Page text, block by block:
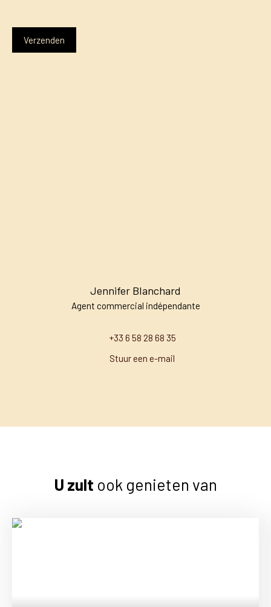
Verzenden
Jennifer Blanchard
Agent commercial indépendante
+33 6 58 28 68 35
Stuur een e-mail
U zult ook genieten van